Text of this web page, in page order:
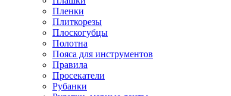
Пленки
Плиткорезы
Плоскогубцы
Полотна
Пояса для инструментов
Правила
Просекатели
Рубанки